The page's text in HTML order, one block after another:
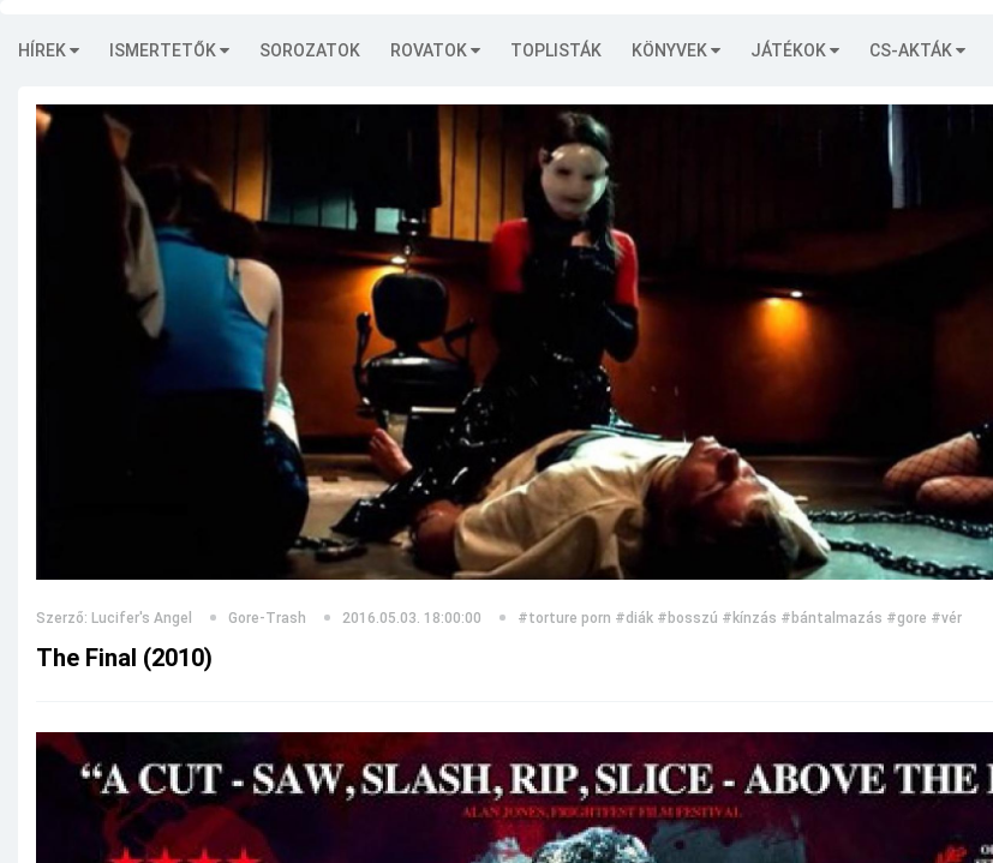
HÍREK ISMERTETŐK SOROZATOK ROVATOK TOPLISTÁK KÖNYVEK JÁTÉKOK CS-AKTÁK
Szerző: Lucifer's Angel Gore-Trash 2016.05.03. 18:00:00 #torture porn #diák #bosszú #kínzás #bántalmazás #gore #vér
The Final (2010)